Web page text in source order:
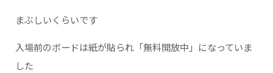
まぶしいくらいです
入場前のボードは紙が貼られ「無料開放中」になっていま
した